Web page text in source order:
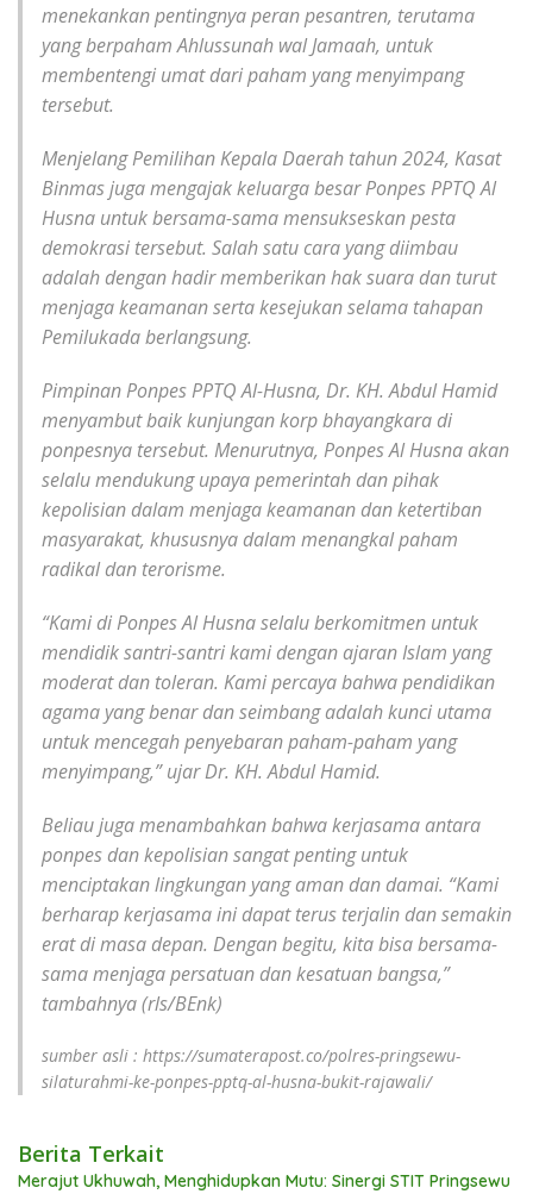
menekankan pentingnya peran pesantren, terutama
yang berpaham Ahlussunah wal Jamaah, untuk
membentengi umat dari paham yang menyimpang
tersebut.
Menjelang Pemilihan Kepala Daerah tahun 2024, Kasat
Binmas juga mengajak keluarga besar Ponpes PPTQ Al
Husna untuk bersama-sama mensukseskan pesta
demokrasi tersebut. Salah satu cara yang diimbau
adalah dengan hadir memberikan hak suara dan turut
menjaga keamanan serta kesejukan selama tahapan
Pemilukada berlangsung.
Pimpinan Ponpes PPTQ Al-Husna, Dr. KH. Abdul Hamid
menyambut baik kunjungan korp bhayangkara di
ponpesnya tersebut. Menurutnya, Ponpes Al Husna akan
selalu mendukung upaya pemerintah dan pihak
kepolisian dalam menjaga keamanan dan ketertiban
masyarakat, khususnya dalam menangkal paham
radikal dan terorisme.
“Kami di Ponpes Al Husna selalu berkomitmen untuk
mendidik santri-santri kami dengan ajaran Islam yang
moderat dan toleran. Kami percaya bahwa pendidikan
agama yang benar dan seimbang adalah kunci utama
untuk mencegah penyebaran paham-paham yang
menyimpang,” ujar Dr. KH. Abdul Hamid.
Beliau juga menambahkan bahwa kerjasama antara
ponpes dan kepolisian sangat penting untuk
menciptakan lingkungan yang aman dan damai. “Kami
berharap kerjasama ini dapat terus terjalin dan semakin
erat di masa depan. Dengan begitu, kita bisa bersama-
sama menjaga persatuan dan kesatuan bangsa,”
tambahnya (rls/BEnk)
sumber asli : https://sumaterapost.co/polres-pringsewu-
silaturahmi-ke-ponpes-pptq-al-husna-bukit-rajawali/
Berita Terkait
Merajut Ukhuwah, Menghidupkan Mutu: Sinergi STIT Pringsewu